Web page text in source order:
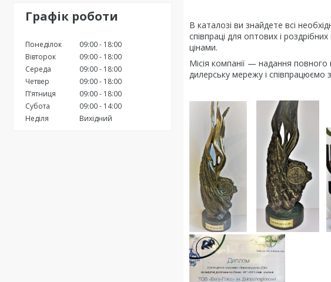
Графік роботи
Понеділок 09:00
18:00
Вівторок
09:00
18:00
Середа
09:00
18:00
Четвер
09:00
18:00
Пʼятниця
09:00
18:00
Субота
09:00
14:00
Неділя
Вихідний
В каталозі ви знайдете всі
співпраці для оптових і
цінами.
Місія компанії — надання повного
дилерську мережу і співпрацюємо